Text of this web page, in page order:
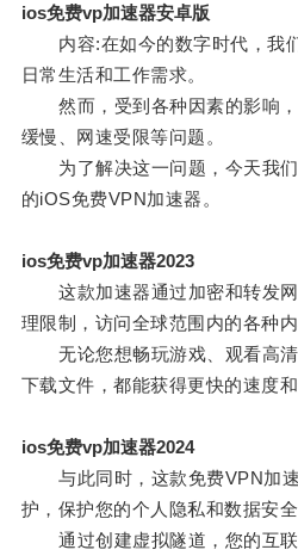
ios免费vp加速器安卓版
内容:在如今的数字时代，我
日常生活和工作需求。
然而，受到各种因素的影响，
缓慢、网速受限等问题。
为了解决这一问题，今天我们
的iOS免费VPN加速器。
ios免费vp加速器2023
这款加速器通过加密和转发网
理限制，访问全球范围内的各种内
无论您想畅玩游戏、观看高清
下载文件，都能获得更快的速度和
ios免费vp加速器2024
与此同时，这款免费VPN加速
护，保护您的个人隐私和数据安全
通过创建虚拟隧道，您的互联